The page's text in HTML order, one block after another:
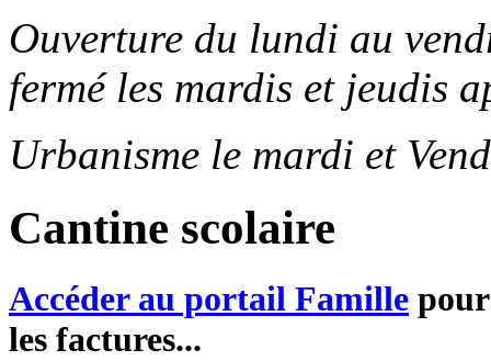
Ouverture du lundi au
fermé les mardis et jeudis
Urbanisme le mardi et
Cantine scolaire
Accéder au portail Famille
les factures...